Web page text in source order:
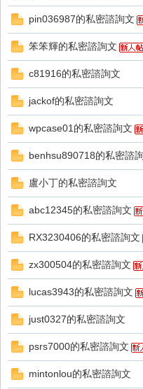
pin036987的私密諮詢文
笨笨輝的私密諮詢文
c81916的私密諮詢文
jackof的私密諮詢文
wpcase01的私密諮詢文
benhsu890718的私密諮
盧小丁的私密諮詢文
abc12345的私密諮詢文
RX3230406的私密諮詢文
zx300504的私密諮詢文
lucas3943的私密諮詢文
just0327的私密諮詢文
psrs7000的私密諮詢文
mintonlou的私密諮詢文